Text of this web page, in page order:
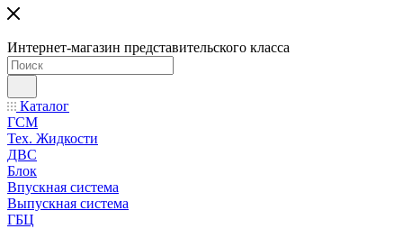
Интернет-магазин представительского класса
Каталог
ГСМ
Тех. Жидкости
ДВС
Блок
Впускная система
Выпускная система
ГБЦ